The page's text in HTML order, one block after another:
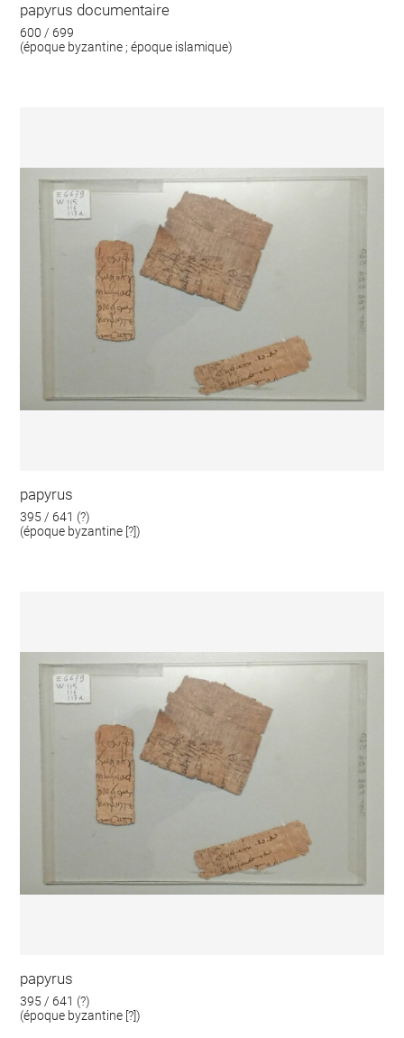
papyrus documentaire
600 / 699
(époque byzantine ; époque islamique)
papyrus
395 / 641 (?)
(époque byzantine [?])
papyrus
395 / 641 (?)
(époque byzantine [?])